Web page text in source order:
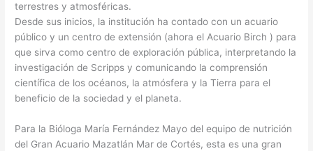
terrestres y atmosféricas.
Desde sus inicios, la institución ha contado con un acuario
público y un centro de extensión (ahora el Acuario Birch ) para
que sirva como centro de exploración pública, interpretando la
investigación de Scripps y comunicando la comprensión
científica de los océanos, la atmósfera y la Tierra para el
beneficio de la sociedad y el planeta.
Para la Bióloga María Fernández Mayo del equipo de nutrición
del Gran Acuario Mazatlán Mar de Cortés, esta es una gran